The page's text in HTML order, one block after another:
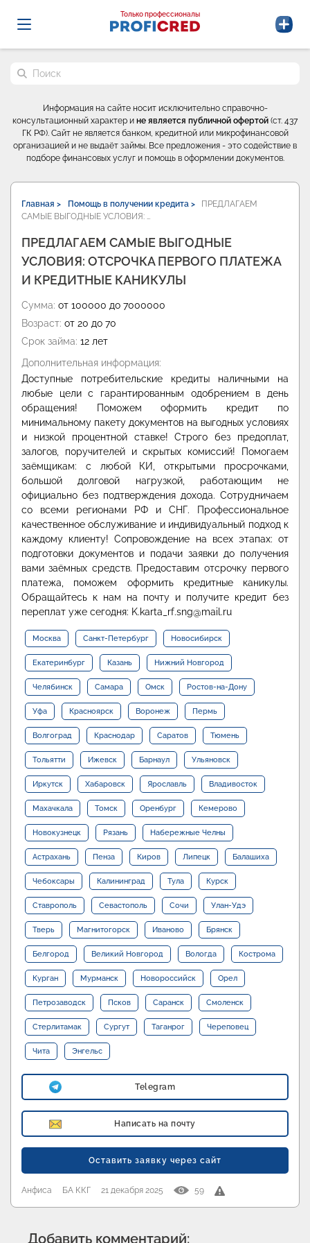
Probrokery - Только профессионалы
Только профессионалы
Поиск по сайту
Информация на сайте носит исключительно справочно-
консультационный характер и не является публичной офертой (ст. 437
ГК РФ). Сайт не является банком, кредитной или микрофинансовой
организацией и не выдаёт займы. Все предложения - это содействие в
подборе финансовых услуг и помощь в оформлении документов.
Главная > Помощь в получении кредита >
ПРЕДЛАГАЕМ
САМЫЕ ВЫГОДНЫЕ УСЛОВИЯ: …
ПРЕДЛАГАЕМ САМЫЕ ВЫГОДНЫЕ
УСЛОВИЯ: ОТСРОЧКА ПЕРВОГО ПЛАТЕЖА
И КРЕДИТНЫЕ КАНИКУЛЫ
Сумма: от 100000 до 7000000
Возраст: от 20 до 70
Срок займа: 12 лет
Дополнительная информация:
Доступные потребительские кредиты наличными на
любые цели с гарантированным одобрением в день
обращения! Поможем оформить кредит по
минимальному пакету документов на выгодных условиях
и низкой процентной ставке! Строго без предоплат,
залогов, поручителей и скрытых комиссий! Помогаем
заёмщикам: с любой КИ, открытыми просрочками,
большой долговой нагрузкой, работающим не
официально без подтверждения дохода. Сотрудничаем
со всеми регионами РФ и СНГ. Профессиональное
качественное обслуживание и индивидуальный подход к
каждому клиенту! Сопровождение на всех этапах: от
подготовки документов и подачи заявки до получения
вами заёмных средств. Предоставим отсрочку первого
платежа, поможем оформить кредитные каникулы.
Обращайтесь к нам на почту и получите кредит без
переплат уже сегодня: K.karta_rf.sng@mail.ru
Москва Санкт-Петербург Новосибирск
Екатеринбург Казань Нижний Новгород
Челябинск Самара Омск Ростов-на-Дону
Уфа Красноярск Воронеж Пермь
Волгоград Краснодар Саратов Тюмень
Тольятти Ижевск Барнаул Ульяновск
Иркутск Хабаровск Ярославль Владивосток
Махачкала Томск Оренбург Кемерово
Новокузнецк Рязань Набережные Челны
Астрахань Пенза Киров Липецк Балашиха
Чебоксары Калининград Тула Курск
Ставрополь Севастополь Сочи Улан-Удэ
Тверь Магнитогорск Иваново Брянск
Белгород Великий Новгород Вологда Кострома
Курган Мурманск Новороссийск Орел
Петрозаводск Псков Саранск Смоленск
Стерлитамак Сургут Таганрог Череповец
Чита Энгельс
Telegram
Написать на почту
Оставить заявку через сайт
Анфиса БА ККГ 21 декабря 2025 59
Добавить комментарий: